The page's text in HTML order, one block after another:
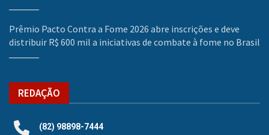
Prêmio Pacto Contra a Fome 2026 abre inscrições e deve
distribuir R$ 600 mil a iniciativas de combate à fome no Brasil
REDAÇÃO
(82) 98898-7444